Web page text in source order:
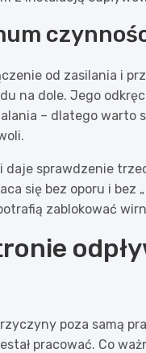
od zasilania i
na dole. Jego
– dlatego
sprawdzenie
się bez oporu i bez
zablokować
poza samą
pracować. Co